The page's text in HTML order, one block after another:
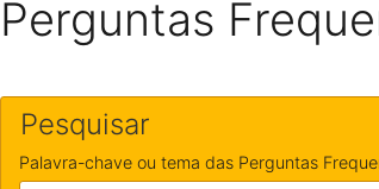
Perguntas
Pesquisar
Palavra-chave ou tema das Perguntas